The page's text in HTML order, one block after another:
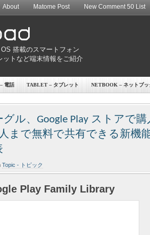
About Matome Post New Comment 50 List
搭載のスマートフォン
ットなど端末情報をご紹介
電話 TABLET – タブレット NETBOOK – ネットブッ
グル、Google Play ストアで
まで無料で共有できる新機
Topic - トピック
Play Family Library